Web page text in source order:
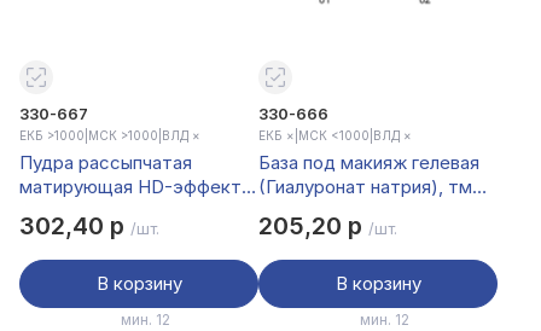
330-667
ЕКБ >1000 МСК >1000 ВЛД ×
Пудра рассыпчатая
матирующая HD-эффект
г
302,40 р /шт.
В корзину
мин. 12
330-666
ЕКБ × МСК <1000 ВЛД ×
База под макияж гелевая
(Гиалуронат натрия), тм
205,20 р /шт.
В корзину
мин. 12